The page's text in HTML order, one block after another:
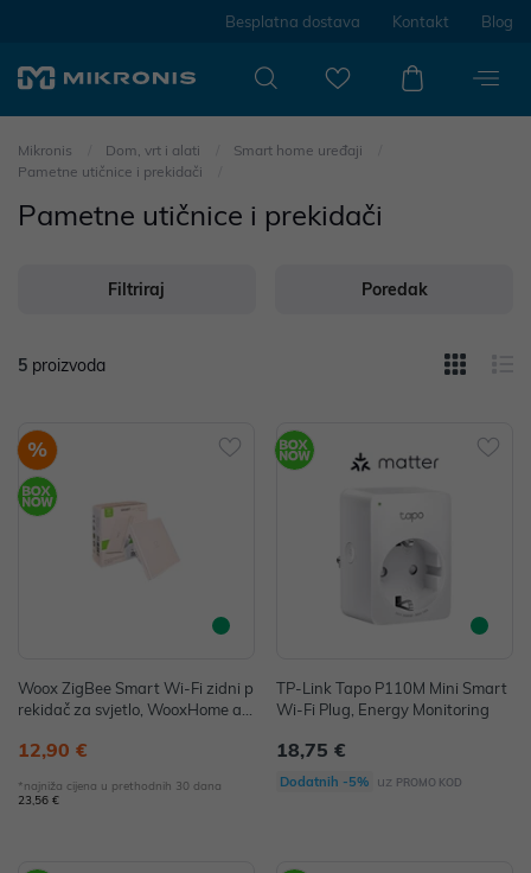
Besplatna dostava Kontakt Blog
Mikronis Dom, vrt i alati
Smart home uređaji
Pametne utičnice i prekidači
Pametne utičnice i prekidači
Filtriraj Poredak
5 proizvoda
%
Woox ZigBee Smart Wi-Fi zidni p
rekidač za svjetlo, WooxHome ap
12,90 €
*najniža cijena u prethodnih 30 dana
23,56 €
TP-Link Tapo P110M Mini Smart
Wi-Fi Plug, Energy Monitoring
18,75 €
Dodatnih -5% uz PROMO KOD